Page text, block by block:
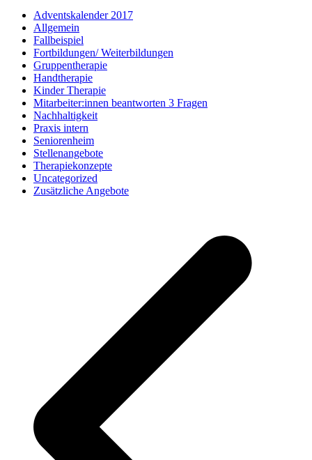
Adventskalender 2017
Allgemein
Fallbeispiel
Fortbildungen/ Weiterbildungen
Gruppentherapie
Handtherapie
Kinder Therapie
Mitarbeiter:innen beantworten 3 Fragen
Nachhaltigkeit
Praxis intern
Seniorenheim
Stellenangebote
Therapiekonzepte
Uncategorized
Zusätzliche Angebote